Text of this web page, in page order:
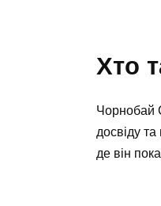
Хто
Чорнобай
досвіду
де він